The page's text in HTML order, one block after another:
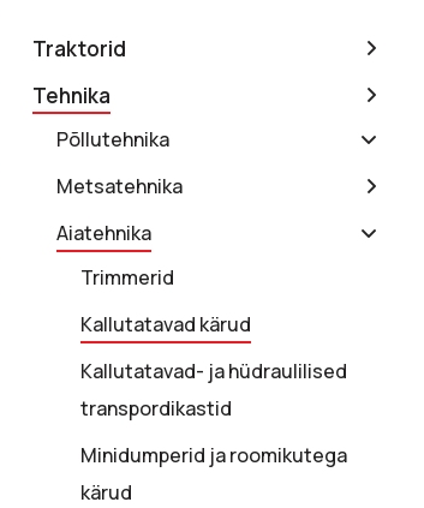
Traktorid
Tehnika
Põllutehnika
Metsatehnika
Aiatehnika
Trimmerid
Kallutatavad kärud
Kallutatavad- ja hüdraulilised
transpordikastid
Minidumperid ja roomikutega
kärud